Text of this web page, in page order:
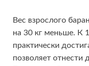
Вес взрослого
на 30 кг меньше. К
практически
позволяет